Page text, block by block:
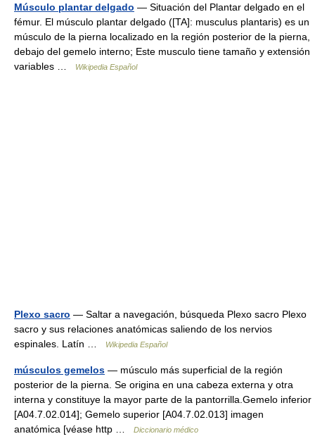
Músculo plantar delgado — Situación del Plantar delgado en el
fémur. El músculo plantar delgado ([TA]: musculus plantaris) es un
músculo de la pierna localizado en la región posterior de la pierna,
debajo del gemelo interno; Este musculo tiene tamaño y extensión
variables …
Wikipedia Español
Plexo sacro — Saltar a navegación, búsqueda Plexo sacro Plexo
sacro y sus relaciones anatómicas saliendo de los nervios
espinales. Latín …
Wikipedia Español
músculos gemelos — músculo más superficial de la región
posterior de la pierna. Se origina en una cabeza externa y otra
interna y constituye la mayor parte de la pantorrilla.Gemelo inferior
[A04.7.02.014]; Gemelo superior [A04.7.02.013] imagen
anatómica [véase http …
Diccionario médico